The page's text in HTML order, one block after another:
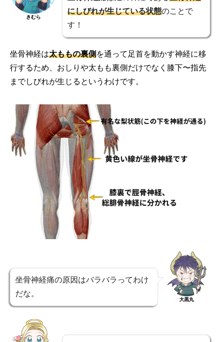
きむら
にしびれが生じている状態のことで
す！
坐骨神経は太ももの裏側を通って足首を動かす神経に移
行するため、おしりや太もも裏側だけでなく膝下〜指先
までしびれが生じるというわけです。
坐骨神経痛の原因はバラバラってわけ
だな。
大黒丸